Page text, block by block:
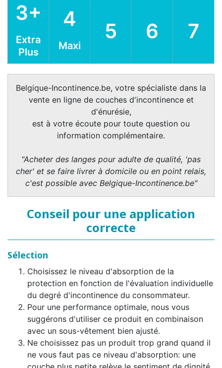
3+
Extra
Plus
4
Maxi
5 6 7
Belgique-Incontinence.be, votre spécialiste dans la
vente en ligne de couches d'incontinence et
d'énurésie,
est à votre écoute pour toute question ou
information complémentaire.
"Acheter des langes pour adulte de qualité, 'pas
cher' et se faire livrer à domicile ou en point relais,
c'est possible avec Belgique-Incontinence.be"
Conseil pour une application
correcte
Sélection
Choisissez le niveau d'absorption de la
protection en fonction de l'évaluation individuelle
du degré d'incontinence du consommateur.
Pour une performance optimale, nous vous
suggérons d'utiliser ce produit en combinaison
avec un sous-vêtement bien ajusté.
Ne choisissez pas un produit trop grand quand il
ne vous faut pas ce niveau d'absorption: une